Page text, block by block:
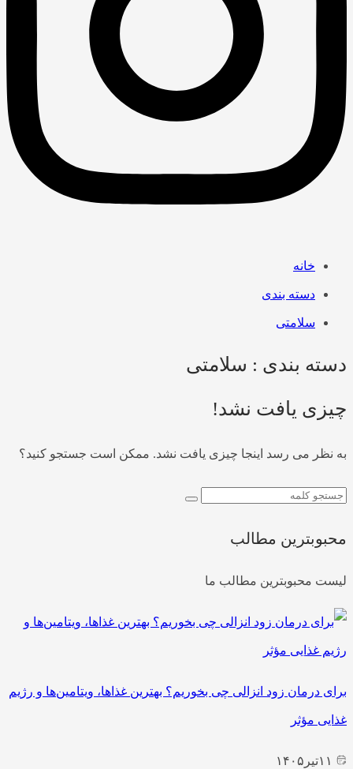
خانه
دسته بندی
سلامتی
دسته بندی : سلامتی
چیزی یافت نشد!
به نظر می رسد اینجا چیزی یافت نشد. ممکن است جستجو کنید؟
محبوبترین مطالب
لیست محبوبترین مطالب ما
برای درمان زود انزالی چی بخوریم؟ بهترین غذاها، ویتامین‌ها و رژیم
غذایی مؤثر
۱۱تیر ۱۴۰۵